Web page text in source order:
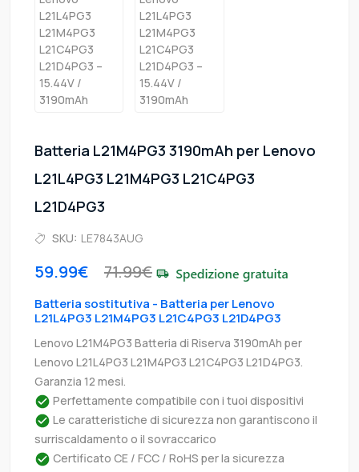
Batteria L21M4PG3 3190mAh per Lenovo
L21L4PG3 L21M4PG3 L21C4PG3
L21D4PG3
SKU: LE7843AUG
59.99€ 71.99€
Batteria sostitutiva - Batteria per Lenovo
L21L4PG3 L21M4PG3 L21C4PG3 L21D4PG3
Lenovo L21M4PG3 Batteria di Riserva 3190mAh per
Lenovo L21L4PG3 L21M4PG3 L21C4PG3 L21D4PG3.
Garanzia 12 mesi.
Perfettamente compatibile con i tuoi dispositivi
Le caratteristiche di sicurezza non garantiscono il
surriscaldamento o il sovraccarico
Certificato CE / FCC / RoHS per la sicurezza